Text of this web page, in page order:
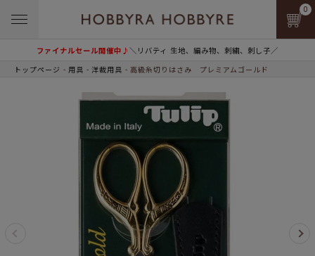
ファイナルセール開催中♪＼リバティ 生地、編み物、刺繍、刺し子／
0
トップページ 用具 洋裁用具 高級糸切りはさみ プレミアムゴールド